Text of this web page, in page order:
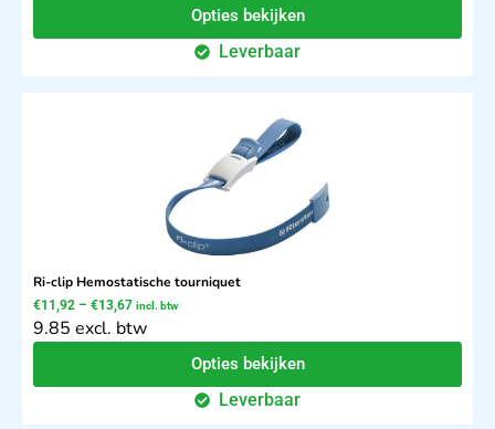
Opties bekijken
Leverbaar
Ri-clip Hemostatische tourniquet
€11,92 – €13,67 incl. btw
9.85 excl. btw
Opties bekijken
Leverbaar